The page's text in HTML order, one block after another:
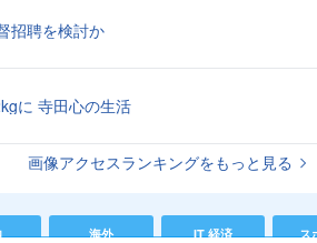
招聘を検討か
に 寺田心の生活
画像アクセスランキングをもっと見る
海外 IT 経済 ス